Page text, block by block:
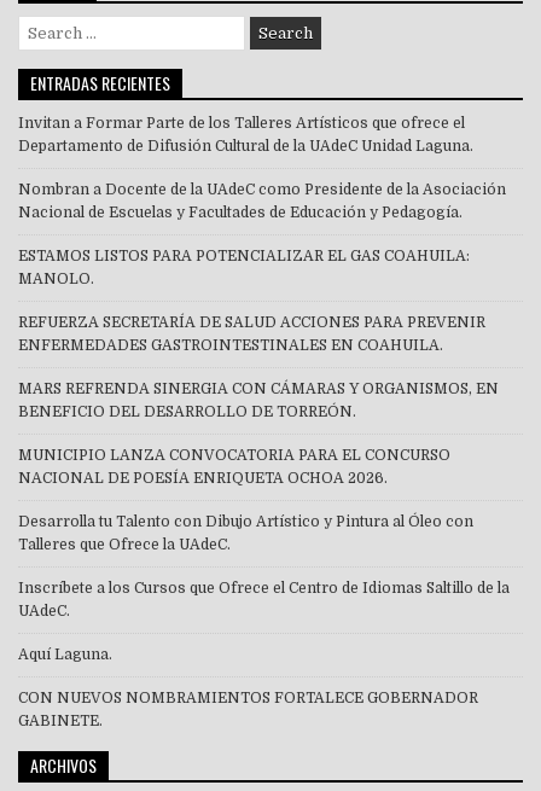
Search
for:
ENTRADAS RECIENTES
Invitan a Formar Parte de los Talleres Artísticos que ofrece el
Departamento de Difusión Cultural de la UAdeC Unidad Laguna.
Nombran a Docente de la UAdeC como Presidente de la Asociación
Nacional de Escuelas y Facultades de Educación y Pedagogía.
ESTAMOS LISTOS PARA POTENCIALIZAR EL GAS COAHUILA:
MANOLO.
REFUERZA SECRETARÍA DE SALUD ACCIONES PARA PREVENIR
ENFERMEDADES GASTROINTESTINALES EN COAHUILA.
MARS REFRENDA SINERGIA CON CÁMARAS Y ORGANISMOS, EN
BENEFICIO DEL DESARROLLO DE TORREÓN.
MUNICIPIO LANZA CONVOCATORIA PARA EL CONCURSO
NACIONAL DE POESÍA ENRIQUETA OCHOA 2026.
Desarrolla tu Talento con Dibujo Artístico y Pintura al Óleo con
Talleres que Ofrece la UAdeC.
Inscríbete a los Cursos que Ofrece el Centro de Idiomas Saltillo de la
UAdeC.
Aquí Laguna.
CON NUEVOS NOMBRAMIENTOS FORTALECE GOBERNADOR
GABINETE.
ARCHIVOS